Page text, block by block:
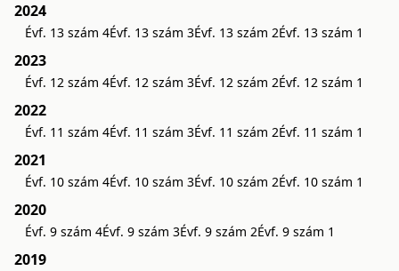
2024
Évf. 13 szám 4Évf. 13 szám 3Évf. 13 szám 2Évf. 13 szám 1
2023
Évf. 12 szám 4Évf. 12 szám 3Évf. 12 szám 2Évf. 12 szám 1
2022
Évf. 11 szám 4Évf. 11 szám 3Évf. 11 szám 2Évf. 11 szám 1
2021
Évf. 10 szám 4Évf. 10 szám 3Évf. 10 szám 2Évf. 10 szám 1
2020
Évf. 9 szám 4Évf. 9 szám 3Évf. 9 szám 2Évf. 9 szám 1
2019